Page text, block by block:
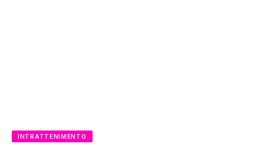
INTRATTENIMENTO